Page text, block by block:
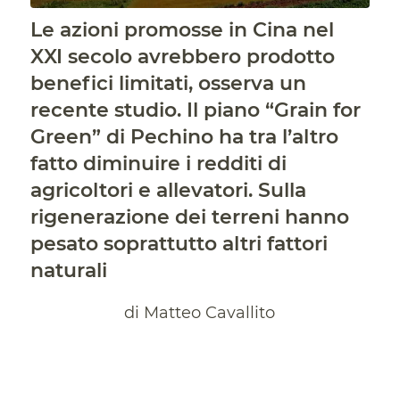
Le azioni promosse in Cina nel
XXI secolo avrebbero prodotto
benefici limitati, osserva un
recente studio. Il piano “Grain for
Green” di Pechino ha tra l’altro
fatto diminuire i redditi di
agricoltori e allevatori. Sulla
rigenerazione dei terreni hanno
pesato soprattutto altri fattori
naturali
di Matteo Cavallito